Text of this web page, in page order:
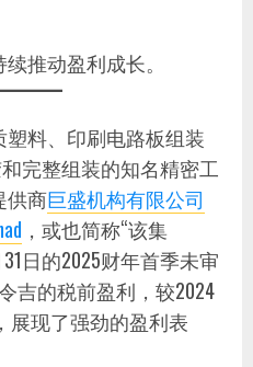
推动盈利成长。
料、印刷电路板组装
和完整组装的知名精密工
供商巨盛机构有限公司
，或也简称“该集
日的2025财年首季未审
吉的税前盈利，较2024
展现了强劲的盈利表